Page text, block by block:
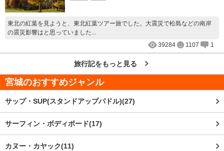
東北の紅葉を見ようと、東北紅葉ツアー旅でした。大震災で松島などの南岸
の震災影響はと思っていました...
39284
1107 1
旅行記をもっと見る
宮城のおすすめジャンル
サップ・SUP(スタンドアップパドル)(27)
サーフィン・ボディボード(17)
カヌー・カヤック(11)